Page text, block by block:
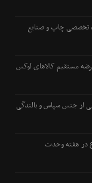
تخصصی چاپ و صنایع
مستقیم کالاهای لوکس
از جنس سپاس و بالندگی
در هفته وحدت